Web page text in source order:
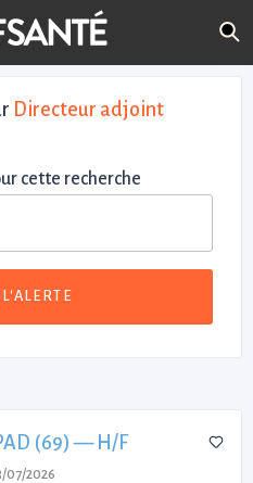
Directeur adjoint
cette recherche
(69) — H/F
07/2026